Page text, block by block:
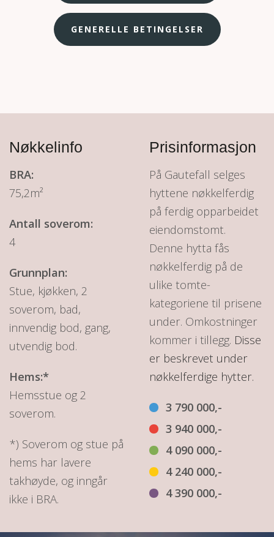
GENERELLE BETINGELSER
Nøkkelinfo
BRA:
75,2m²
Antall soverom:
4
Grunnplan:
Stue, kjøkken, 2
soverom, bad,
innvendig bod, gang,
utvendig bod.
Hems:*
Hemsstue og 2
soverom.
*) Soverom og stue på
hems har lavere
takhøyde, og inngår
ikke i BRA.
Prisinformasjon
På Gautefall selges
hyttene nøkkelferdig
på ferdig opparbeidet
eiendomstomt.
Denne hytta fås
nøkkelferdig på de
ulike tomte-
kategoriene til prisene
under. Omkostninger
kommer i tillegg. Disse
er beskrevet under
nøkkelferdige hytter.
3 790 000,-
3 940 000,-
4 090 000,-
4 240 000,-
4 390 000,-